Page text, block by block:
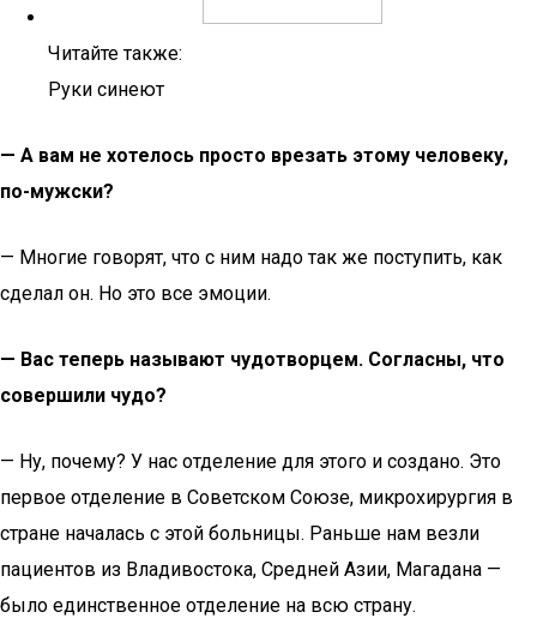
Читайте также:
Руки синеют
— А вам не хотелось просто врезать этому человеку,
по-мужски?
— Многие говорят, что с ним надо так же поступить, как
сделал он. Но это все эмоции.
— Вас теперь называют чудотворцем. Согласны, что
совершили чудо?
— Ну, почему? У нас отделение для этого и создано. Это
первое отделение в Советском Союзе, микрохирургия в
стране началась с этой больницы. Раньше нам везли
пациентов из Владивостока, Средней Азии, Магадана —
было единственное отделение на всю страну.